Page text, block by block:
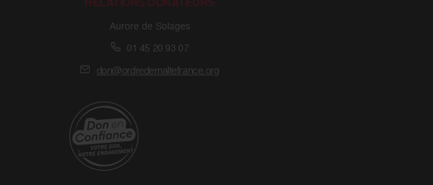
Aurore de Solages
01 45 20 93 07
don@ordredemaltefrance.org